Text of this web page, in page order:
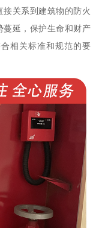
关系到建筑物的防火
蔓延，保护生命和财产
相关标准和规范的要